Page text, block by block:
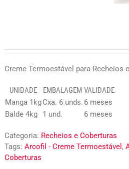
Creme Termoestável para Recheios
UNIDADE EMBALAGEM VALIDADE
Manga 1kgCxa. 6 unds. 6 meses
Balde 4kg
1 und. 6 meses
Categoria: Recheios e Coberturas
Tags: Arcofil - Creme Termoestável ,
Coberturas